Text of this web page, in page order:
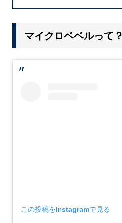
マイクロベベルって？
この投稿をInstagramで見る